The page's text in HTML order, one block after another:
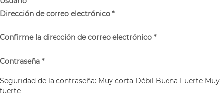
Dirección de correo electrónico *
Confirme la dirección de correo electrónico *
Contraseña *
Seguridad de la contraseña: Muy corta Débil Buena Fuerte Muy
fuerte